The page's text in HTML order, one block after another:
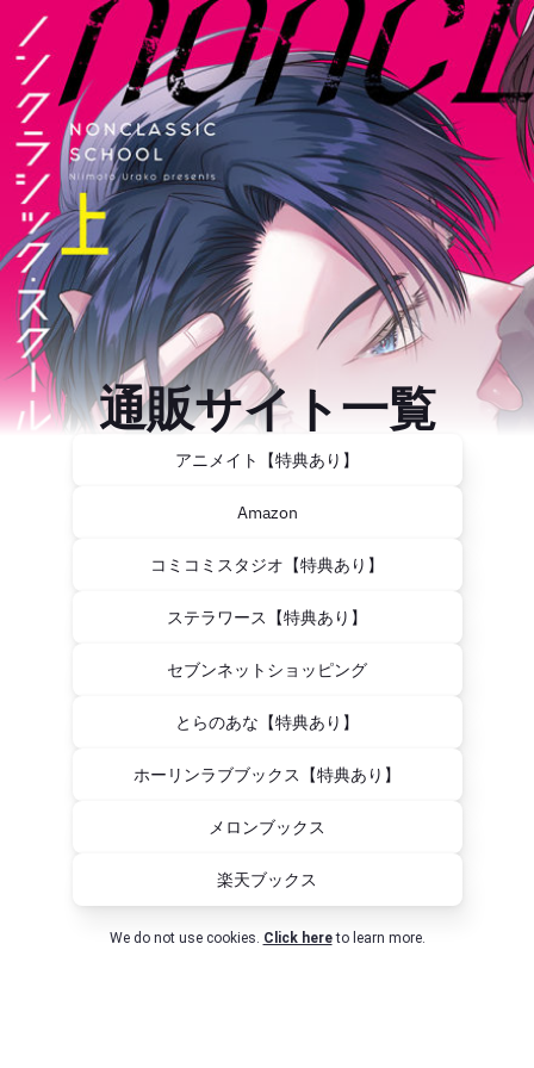
通販サイト一覧
アニメイト【特典あり】
Amazon
コミコミスタジオ【特典あり】
ステラワース【特典あり】
セブンネットショッピング
とらのあな【特典あり】
ホーリンラブブックス【特典あり】
メロンブックス
楽天ブックス
We do not use cookies. Click here to learn more.